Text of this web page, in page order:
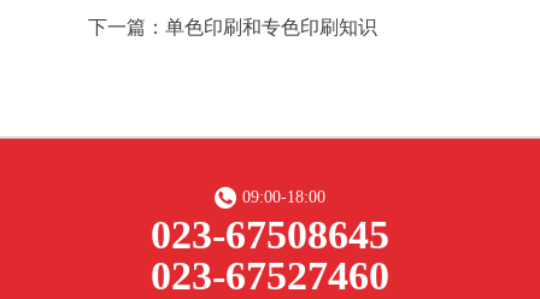
标签污渍方法
下一篇：单色印刷和专色印刷知识
09:00-18:00
023-67508645
023-67527460